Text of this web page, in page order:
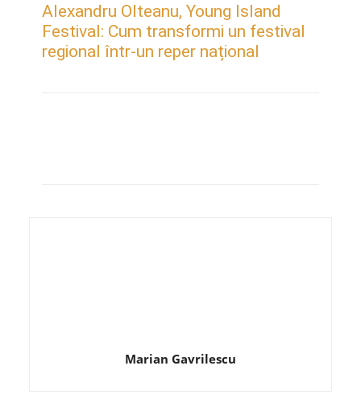
Alexandru Olteanu, Young Island
Festival: Cum transformi un festival
regional într-un reper național
Marian Gavrilescu